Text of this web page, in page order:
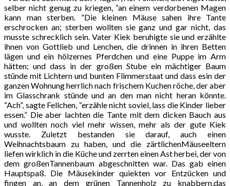
selber nicht genug zu kriegen, “an einem verdorbenen Magen
kann man sterben. ”Die kleinen Mäuse sahen ihre Tante
erschrocken an; sterben wollten sie ganz und gar nicht, das
musste schrecklich sein. Vater Kiek beruhigte sie und erzählte
ihnen von Gottlieb und Lenchen, die drinnen in ihren Betten
lägen und ein hölzernes Pferdchen und eine Puppe im Arm
hätten; und dass in der großen Stube ein mächtiger Baum
stünde mit Lichtern und bunten Flimmerstaat und dass esin der
ganzen Wohnung herrlich nach frischem Kuchen röche, der aber
im Glasschrank stünde und an den man nicht heran könnte.
“Ach”, sagte Fellchen, “erzähle nicht soviel, lass die Kinder lieber
essen.” Die aber lachten die Tante mit dem dicken Bauch aus
und wollten noch viel mehr wissen, mehr als der gute Kiek
wusste. Zuletzt bestanden sie darauf, auch einen
Weihnachtsbaum zu haben, und die zärtlichenMäuseeltern
liefen wirklich in die Küche und zerrten einen Ast herbei, der von
dem großenTannenbaum abgeschnitten war. Das gab einen
Hauptspaß. Die Mäusekinder quiekten vor Entzücken und
fingen an, an dem grünen Tannenholz zu knabbern,das